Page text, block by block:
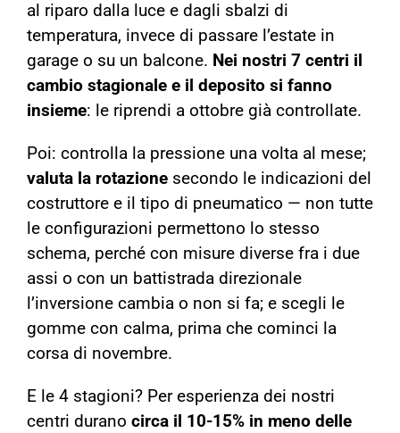
al riparo dalla luce e dagli sbalzi di
temperatura, invece di passare l’estate in
garage o su un balcone. Nei nostri 7 centri il
cambio stagionale e il deposito si fanno
insieme: le riprendi a ottobre già controllate.
Poi: controlla la pressione una volta al mese;
valuta la rotazione secondo le indicazioni del
costruttore e il tipo di pneumatico — non tutte
le configurazioni permettono lo stesso
schema, perché con misure diverse fra i due
assi o con un battistrada direzionale
l’inversione cambia o non si fa; e scegli le
gomme con calma, prima che cominci la
corsa di novembre.
E le 4 stagioni? Per esperienza dei nostri
centri durano circa il 10-15% in meno delle